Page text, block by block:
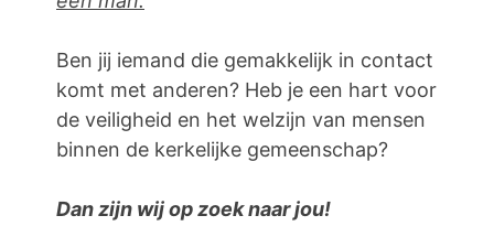
Ben jij iemand die gemakkelijk in contact
komt met anderen? Heb je een hart voor
de veiligheid en het welzijn van mensen
binnen de kerkelijke gemeenschap?
Dan zijn wij op zoek naar jou!